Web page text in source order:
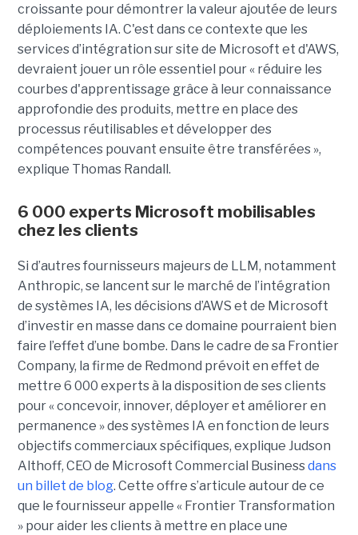
croissante pour démontrer la valeur ajoutée de leurs
déploiements IA. C'est dans ce contexte que les
services d’intégration sur site de Microsoft et d'AWS,
devraient jouer un rôle essentiel pour « réduire les
courbes d'apprentissage grâce à leur connaissance
approfondie des produits, mettre en place des
processus réutilisables et développer des
compétences pouvant ensuite être transférées »,
explique Thomas Randall.
6 000 experts Microsoft mobilisables
chez les clients
Si d’autres fournisseurs majeurs de LLM, notamment
Anthropic, se lancent sur le marché de l’intégration
de systèmes IA, les décisions d’AWS et de Microsoft
d’investir en masse dans ce domaine pourraient bien
faire l’effet d’une bombe. Dans le cadre de sa Frontier
Company, la firme de Redmond prévoit en effet de
mettre 6 000 experts à la disposition de ses clients
pour « concevoir, innover, déployer et améliorer en
permanence » des systèmes IA en fonction de leurs
objectifs commerciaux spécifiques, explique Judson
Althoff, CEO de Microsoft Commercial Businessdans
un billet de blog. Cette offre s’articule autour de ce
que le fournisseur appelle « Frontier Transformation
» pour aider les clients à mettre en place une